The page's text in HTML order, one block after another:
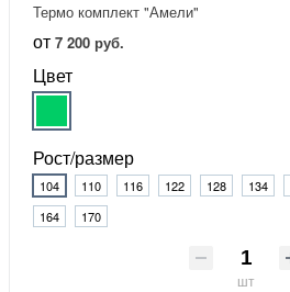
Термо комплект "Амели"
от 7 200 руб.
Цвет
Рост/размер
104 110 116 122 128 134
164
170
шт